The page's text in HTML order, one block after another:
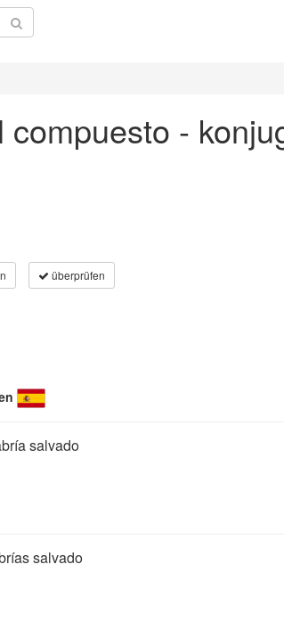
-
überprüfen
salvado
salvado